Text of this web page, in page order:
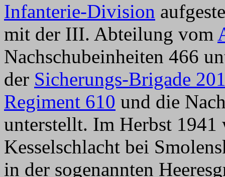
Infanterie-Division
mit der III. Abteilung vom
Nachschubeinheiten 466
der Sicherungs-Brigade
Regiment 610 und die
unterstellt. Im Herbst
Kesselschlacht bei
in der sogenannten